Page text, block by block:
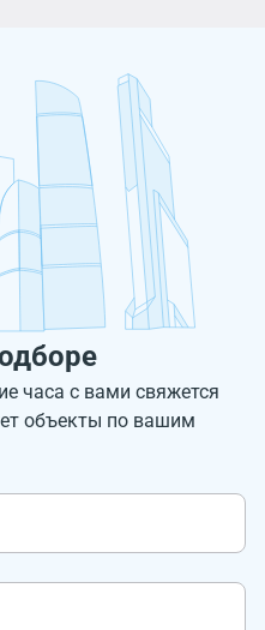
часа с вами свяжется
объекты по вашим